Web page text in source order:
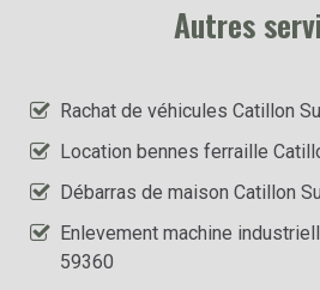
Autres
Rachat de véhicules Catillon
Location bennes ferraille
Débarras de maison Catillon
Enlevement machine
59360